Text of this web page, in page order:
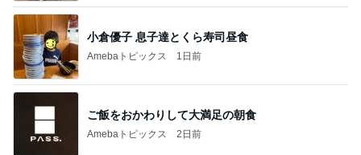
友人のカルティエ購入報告で凹み